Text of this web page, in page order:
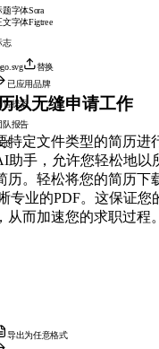
题字体Sora
文字体Figtree
志
替换
已应用品牌
售提案
队报告
页
以无缝申请工作
特定文件类型的简历进
助手，允许您轻松地以
历。轻松将您的简历下
专业的PDF。这保证您
而加速您的求职过程。
导出为任意格式